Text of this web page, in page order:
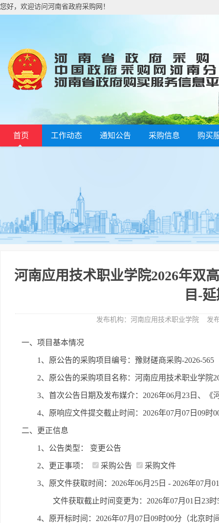
您好，欢迎访问河南省政府采购网！
首页 工作动态 通知公告 采购信息 购买
河南应用技术职业学院2026年双
目-
发布机构： 河南应用技术职业学院 发
一、项目基本情况
1、原公告的采购项目编号：豫财磋商采购-2026-565
2、原公告的采购项目名称：河南应用技术职业学院
3、首次公告日期及发布媒介：2026年06月23日、
4、原响应文件提交截止时间：2026年07月07日09时
二、更正信息
1、公告类型： 变更公告
2、更正事项： 采购公告 采购文件
3、原文件获取时间：2026年06月25日 - 2026年07月
文件获取截止时间变更为：2026年07月01日23
4、原开标时间：2026年07月07日09时00分（北京时